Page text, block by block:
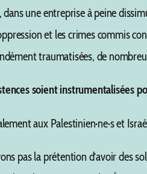
dans une entreprise à peine
et les crimes commis
traumatisées, de
soient instrumentalisées
aux Palestinien·ne·s et
pas la prétention d’avoir des